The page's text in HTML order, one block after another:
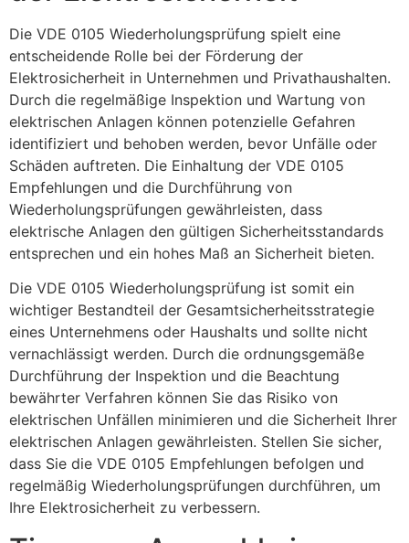
Die VDE 0105 Wiederholungsprüfung spielt eine
entscheidende Rolle bei der Förderung der
Elektrosicherheit in Unternehmen und Privathaushalten.
Durch die regelmäßige Inspektion und Wartung von
elektrischen Anlagen können potenzielle Gefahren
identifiziert und behoben werden, bevor Unfälle oder
Schäden auftreten. Die Einhaltung der VDE 0105
Empfehlungen und die Durchführung von
Wiederholungsprüfungen gewährleisten, dass
elektrische Anlagen den gültigen Sicherheitsstandards
entsprechen und ein hohes Maß an Sicherheit bieten.
Die VDE 0105 Wiederholungsprüfung ist somit ein
wichtiger Bestandteil der Gesamtsicherheitsstrategie
eines Unternehmens oder Haushalts und sollte nicht
vernachlässigt werden. Durch die ordnungsgemäße
Durchführung der Inspektion und die Beachtung
bewährter Verfahren können Sie das Risiko von
elektrischen Unfällen minimieren und die Sicherheit Ihrer
elektrischen Anlagen gewährleisten. Stellen Sie sicher,
dass Sie die VDE 0105 Empfehlungen befolgen und
regelmäßig Wiederholungsprüfungen durchführen, um
Ihre Elektrosicherheit zu verbessern.